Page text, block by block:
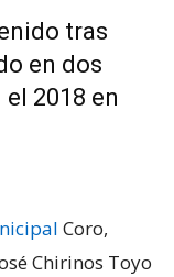
tras
en dos
2018 en
Coro,
Chirinos Toyo